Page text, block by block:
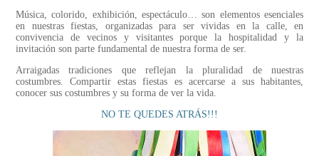
Música, colorido, exhibición, espectáculo… son elementos esenciales
en nuestras fiestas, organizadas para ser vividas en la calle, en
convivencia de vecinos y visitantes porque la hospitalidad y la
invitación son parte fundamental de nuestra forma de ser.
Arraigadas tradiciones que reflejan la pluralidad de nuestras
costumbres. Compartir estas fiestas es acercarse a sus habitantes,
conocer sus costumbres y su forma de ver la vida.
NO TE QUEDES ATRÁS!!!